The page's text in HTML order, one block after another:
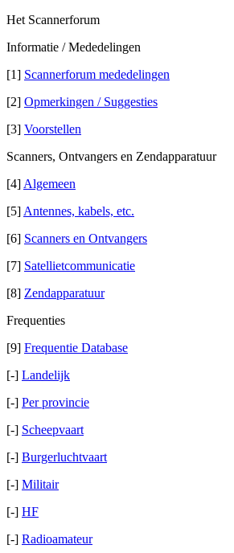
Het Scannerforum
Informatie / Mededelingen
[1] Scannerforum mededelingen
[2] Opmerkingen / Suggesties
[3] Voorstellen
Scanners, Ontvangers en Zendapparatuur
[4] Algemeen
[5] Antennes, kabels, etc.
[6] Scanners en Ontvangers
[7] Satellietcommunicatie
[8] Zendapparatuur
Frequenties
[9] Frequentie Database
[-] Landelijk
[-] Per provincie
[-] Scheepvaart
[-] Burgerluchtvaart
[-] Militair
[-] HF
[-] Radioamateur